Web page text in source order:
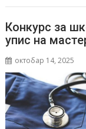
Конкурс за
упис на
октобар 14, 2025